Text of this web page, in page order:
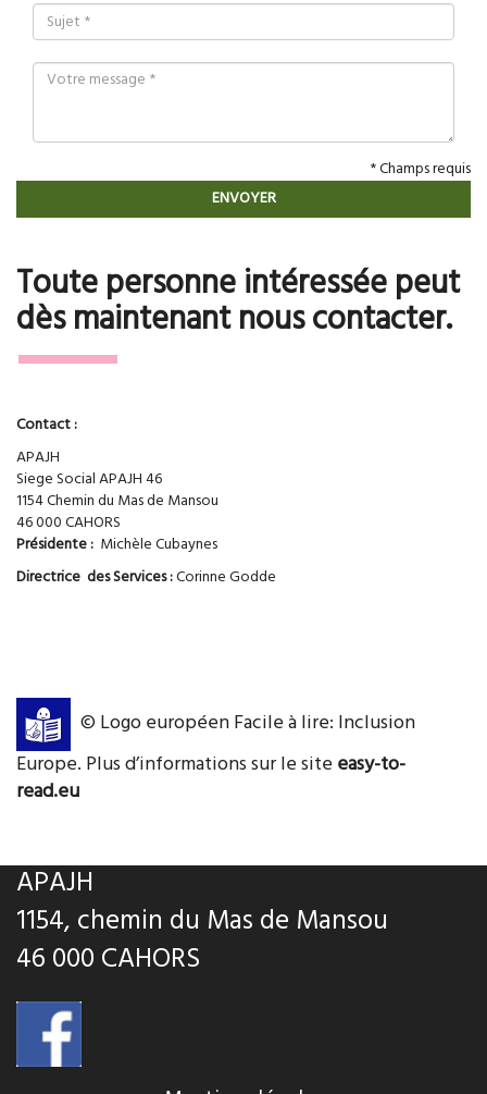
* Champs requis
Toute personne intéressée peut
dès maintenant nous contacter.
Contact :
APAJH
Siege Social APAJH 46
1154 Chemin du Mas de Mansou
46 000 CAHORS
Présidente : Michèle Cubaynes
Directrice des Services :Corinne Godde
© Logo européen Facile à lire: Inclusion
Europe. Plus d’informations sur le siteeasy-to-
read.eu
APAJH
1154, chemin du Mas de Mansou
46 000 CAHORS